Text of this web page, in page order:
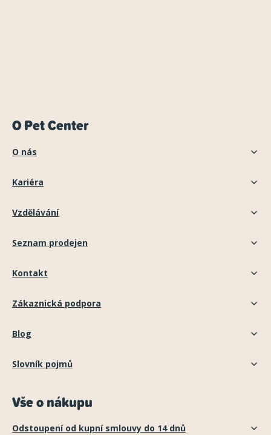
O Pet Center
O nás
Kariéra
Vzdělávání
Seznam prodejen
Kontakt
Zákaznická podpora
Blog
Slovník pojmů
Vše o nákupu
Odstoupení od kupní smlouvy do 14 dnů